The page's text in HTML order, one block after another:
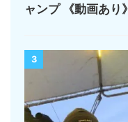
ャンプ 《動画あり》
3